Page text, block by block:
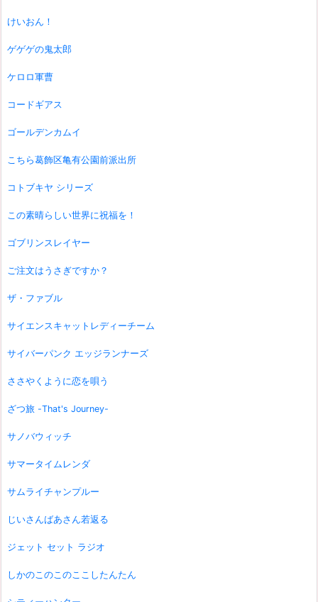
けいおん！
ゲゲゲの鬼太郎
ケロロ軍曹
コードギアス
ゴールデンカムイ
こちら葛飾区亀有公園前派出所
コトブキヤ シリーズ
この素晴らしい世界に祝福を！
ゴブリンスレイヤー
ご注文はうさぎですか？
ザ・ファブル
サイエンスキャットレディーチーム
サイバーパンク エッジランナーズ
ささやくように恋を唄う
ざつ旅 -That's Journey-
サノバウィッチ
サマータイムレンダ
サムライチャンプルー
じいさんばあさん若返る
ジェット セット ラジオ
しかのこのこのここしたんたん